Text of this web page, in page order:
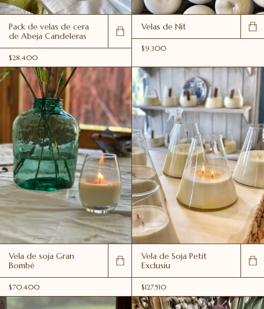
Pack de velas de cera
de Abeja Candeleras
$28.400
Velas de Nit
$9.300
Vela de soja Gran
Bombé
$70.400
Vela de Soja Petit
Exclusiu
$127.510